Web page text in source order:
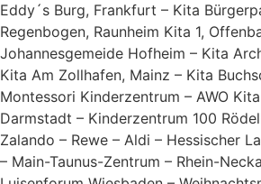
Eddy´s Burg, Frankfurt – Kita
Regenbogen, Raunheim Kita 1,
Johannesgemeide Hofheim – Kita
Kita Am Zollhafen, Mainz – Kita
Montessori Kinderzentrum – AWO
Darmstadt – Kinderzentrum 100
Zalando – Rewe – Aldi – Hessischer
– Main-Taunus-Zentrum – Rhein-